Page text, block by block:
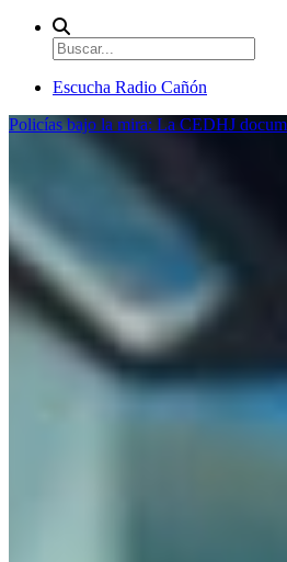
Escucha Radio Cañón
Policías bajo la mira: La CEDHJ